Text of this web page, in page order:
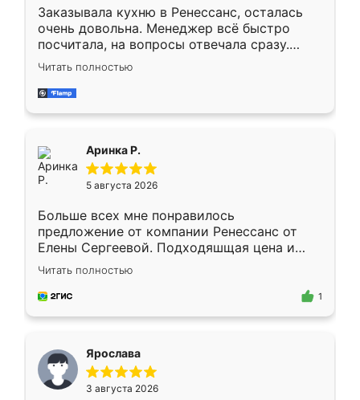
Заказывала кухню в Ренессанс, осталась
очень довольна. Менеджер всё быстро
посчитала, на вопросы отвечала сразу.
Замерщик приехал в субботу, подошёл к
делу со всей ответственностью. Собрали
за день, ребята работали аккуратно, даже
Читать полностью
Аринка Р.
5 августа 2026
Больше всех мне понравилось
предложение от компании Ренессанс от
Елены Сергеевой. Подходяшщая цена и
короткие сроки изготовления. Приехавший
для замера сотрудник Владислав
предложил по моему эскизу самый
Читать полностью
1
Ярослава
3 августа 2026